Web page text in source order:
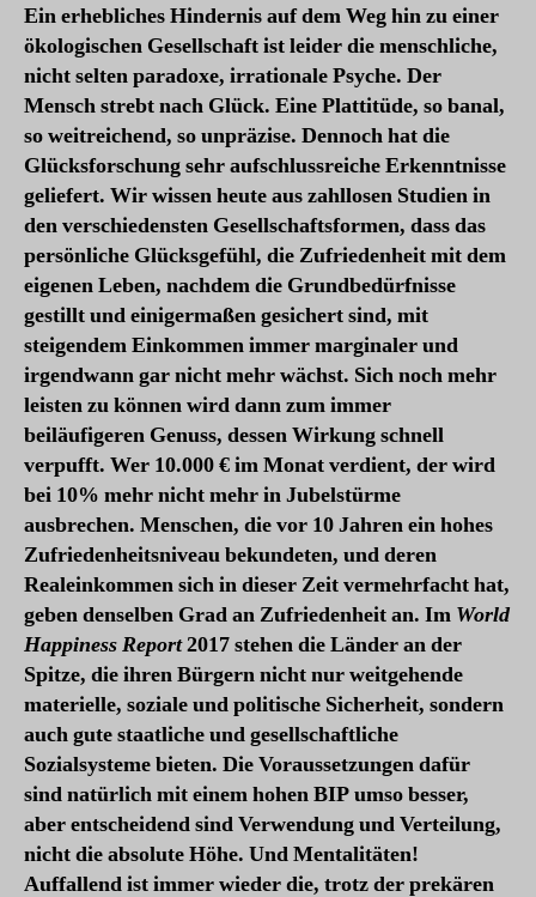
Ein erhebliches Hindernis auf dem Weg hin zu einer
ökologischen Gesellschaft ist leider die menschliche,
nicht selten paradoxe, irrationale Psyche. Der
Mensch strebt nach Glück. Eine Plattitüde, so banal,
so weitreichend, so unpräzise. Dennoch hat die
Glücksforschung sehr aufschlussreiche Erkenntnisse
geliefert. Wir wissen heute aus zahllosen Studien in
den verschiedensten Gesellschaftsformen, dass das
persönliche Glücksgefühl, die Zufriedenheit mit dem
eigenen Leben, nachdem die Grundbedürfnisse
gestillt und einigermaßen gesichert sind, mit
steigendem Einkommen immer marginaler und
irgendwann gar nicht mehr wächst. Sich noch mehr
leisten zu können wird dann zum immer
beiläufigeren Genuss, dessen Wirkung schnell
verpufft. Wer 10.000 € im Monat verdient, der wird
bei 10% mehr nicht mehr in Jubelstürme
ausbrechen. Menschen, die vor 10 Jahren ein hohes
Zufriedenheitsniveau bekundeten, und deren
Realeinkommen sich in dieser Zeit vermehrfacht hat,
geben denselben Grad an Zufriedenheit an. Im World
Happiness Report2017 stehen die Länder an der
Spitze, die ihren Bürgern nicht nur weitgehende
materielle, soziale und politische Sicherheit, sondern
auch gute staatliche und gesellschaftliche
Sozialsysteme bieten. Die Voraussetzungen dafür
sind natürlich mit einem hohen BIP umso besser,
aber entscheidend sind Verwendung und Verteilung,
nicht die absolute Höhe. Und Mentalitäten!
Auffallend ist immer wieder die, trotz der prekären